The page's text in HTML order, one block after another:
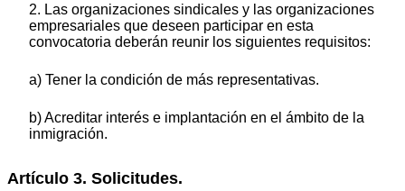
2. Las organizaciones sindicales y las organizaciones
empresariales que deseen participar en esta
convocatoria deberán reunir los siguientes requisitos:
a) Tener la condición de más representativas.
b) Acreditar interés e implantación en el ámbito de la
inmigración.
Artículo 3. Solicitudes.